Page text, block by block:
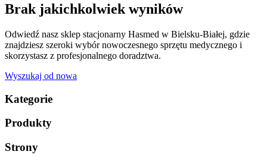
Brak jakichkolwiek wyników
Odwiedź nasz sklep stacjonarny Hasmed w Bielsku-Białej, gdzie
znajdziesz szeroki wybór nowoczesnego sprzętu medycznego i
skorzystasz z profesjonalnego doradztwa.
Wyszukaj od nowa
Kategorie
Produkty
Strony